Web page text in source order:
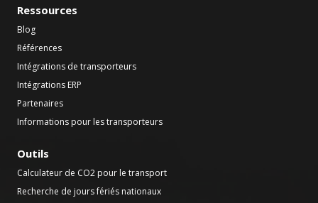
Ressources
Blog
Références
Intégrations de transporteurs
Intégrations ERP
Partenaires
Informations pour les transporteurs
Outils
Calculateur de CO2 pour le transport
Recherche de jours fériés nationaux